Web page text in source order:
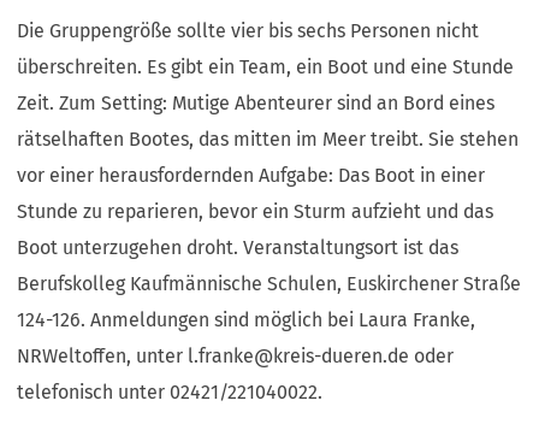
Die Gruppengröße sollte vier bis sechs Personen nicht
überschreiten. Es gibt ein Team, ein Boot und eine Stunde
Zeit. Zum Setting: Mutige Abenteurer sind an Bord eines
rätselhaften Bootes, das mitten im Meer treibt. Sie stehen
vor einer herausfordernden Aufgabe: Das Boot in einer
Stunde zu reparieren, bevor ein Sturm aufzieht und das
Boot unterzugehen droht. Veranstaltungsort ist das
Berufskolleg Kaufmännische Schulen, Euskirchener Straße
124-126. Anmeldungen sind möglich bei Laura Franke,
NRWeltoffen, unter l.franke kreis-dueren de oder
telefonisch unter 02421/221040022.